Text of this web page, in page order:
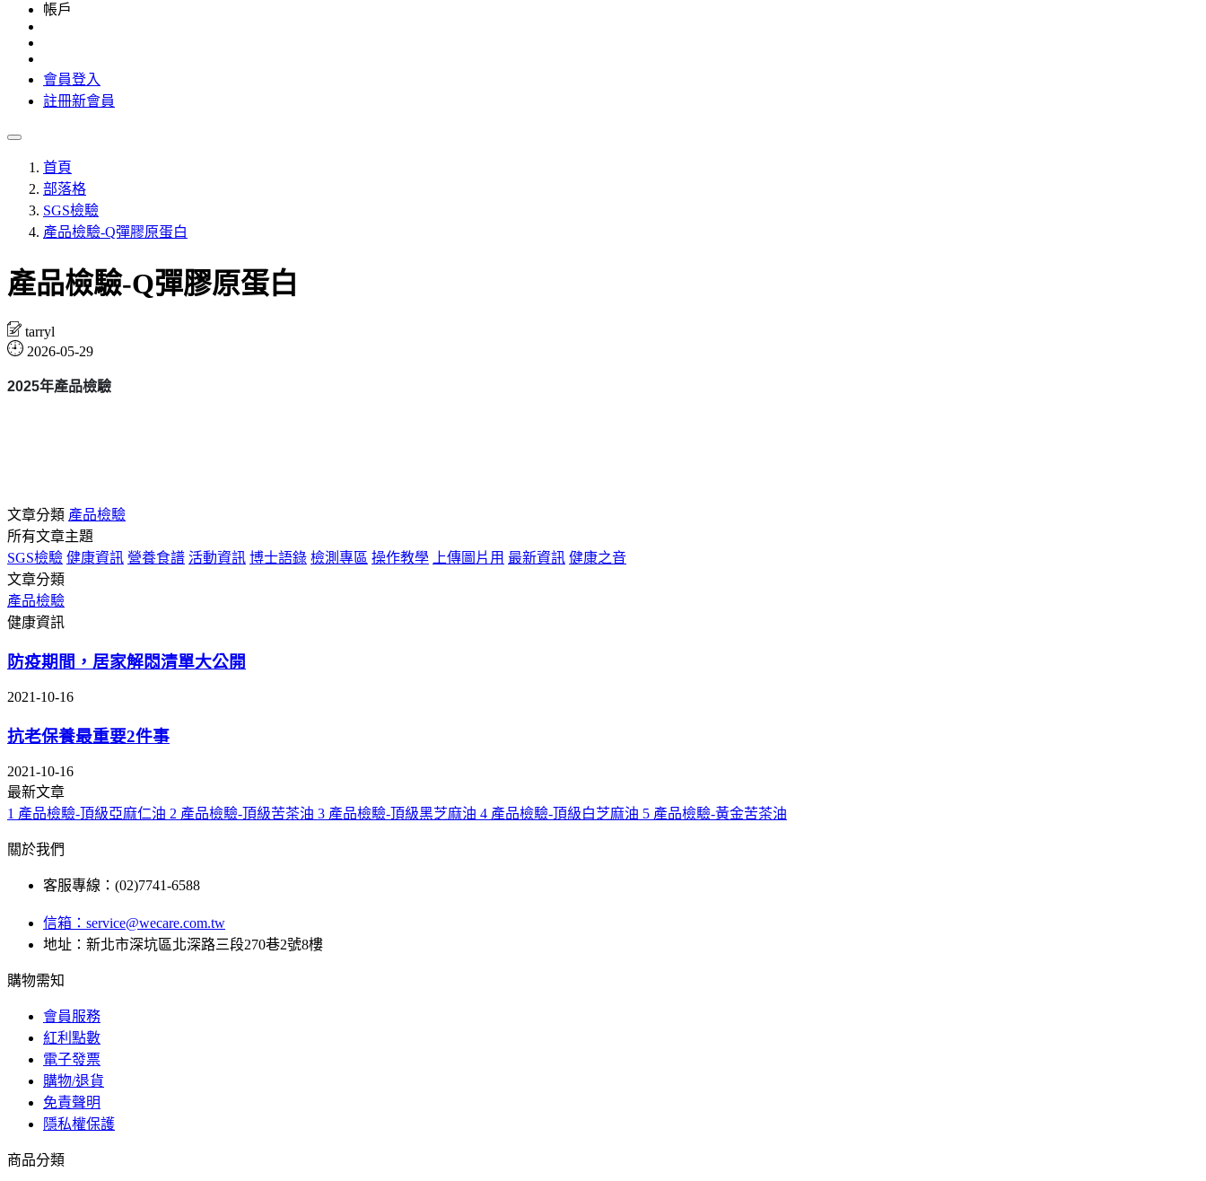
帳戶
會員登入
註冊新會員
首頁
部落格
SGS檢驗
產品檢驗-Q彈膠原蛋白
產品檢驗-Q彈膠原蛋白
tarryl
2026-05-29
2025年產品檢驗
文章分類 產品檢驗
所有文章主題
SGS檢驗 健康資訊 營養食譜 活動資訊 博士語錄 檢測專區 操作教學 上傳圖片用 最新資訊 健康之音
文章分類
產品檢驗
健康資訊
防疫期間，居家解悶清單大公開
2021-10-16
抗老保養最重要2件事
2021-10-16
最新文章
1 產品檢驗-頂級亞麻仁油 2 產品檢驗-頂級苦茶油 3 產品檢驗-頂級黑芝麻油 4 產品檢驗-頂級白芝麻油 5 產品檢驗-黃金苦茶油
關於我們
客服專線：(02)7741-6588
信箱： service@wecare.com.tw
地址：新北市深坑區北深路三段270巷2號8樓
購物需知
會員服務
紅利點數
電子發票
購物/退貨
免責聲明
隱私權保護
商品分類